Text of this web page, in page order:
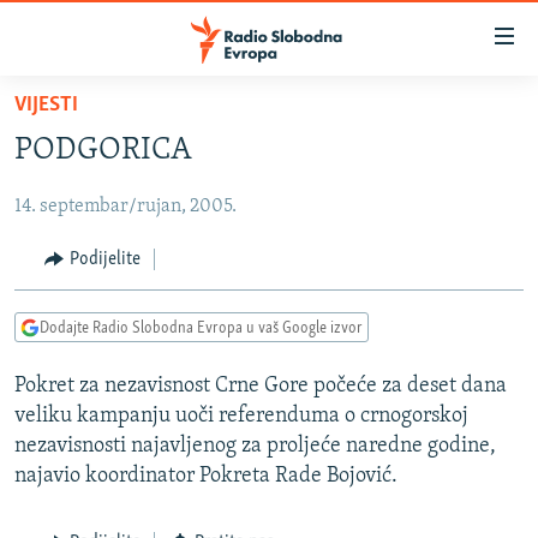
Pređite
glavni
Pređite
Pređite
pretragu
SRBIJA
KOSOVO
VIZUELNO
VIDEO
FOTOGALERIJE
INFOGRAFIKE
PODCASTI
RAT U UKRAJINI
KINA NA BALKANU
VIJESTI
PODGORICA
14. septembar/rujan, 2005.
Podijelite
Dodajte Radio Slobodna Evropa u vaš Google izvor
Pokret za nezavisnost Crne Gore počeće za deset dana
veliku kampanju uoči referenduma o crnogorskoj
nezavisnosti najavljenog za proljeće naredne godine,
najavio koordinator Pokreta Rade Bojović.